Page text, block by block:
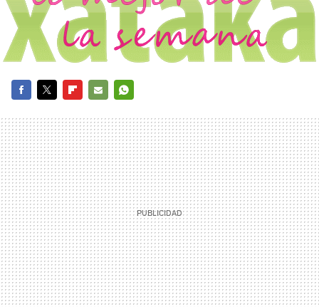
MAIL